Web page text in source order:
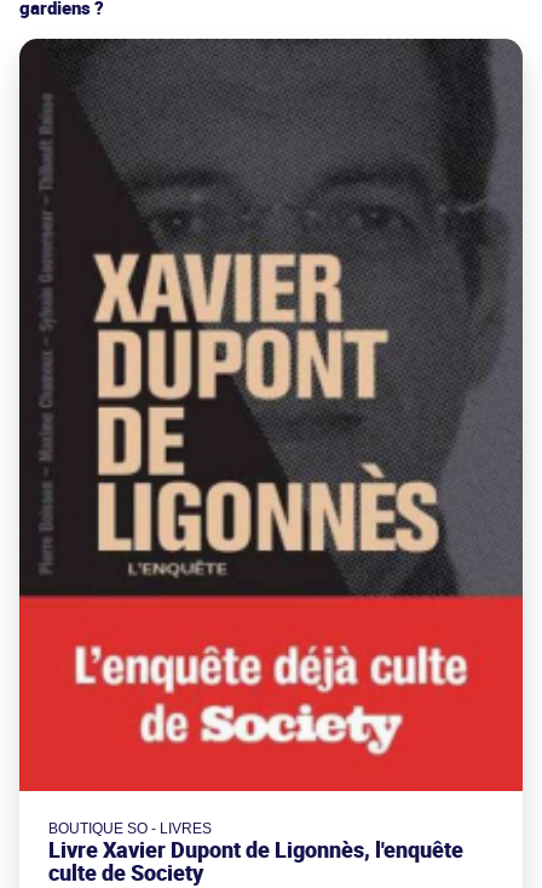
gardiens ?
BOUTIQUE SO - LIVRES
Livre Xavier Dupont de Ligonnès, l'enquête
culte de Society